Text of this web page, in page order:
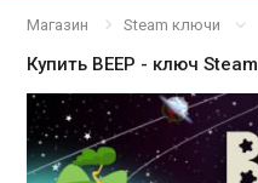
Магазин Steam ключи
Купить BEEP - ключ Steam